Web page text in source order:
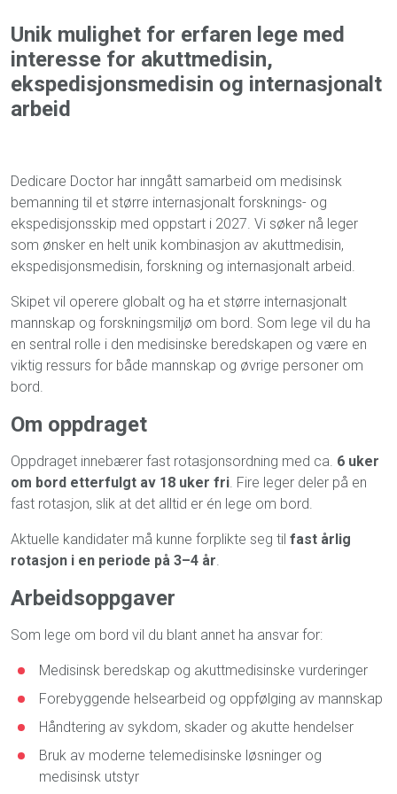
Unik mulighet for erfaren lege med
interesse for akuttmedisin,
ekspedisjonsmedisin og internasjonalt
arbeid
Dedicare Doctor har inngått samarbeid om medisinsk
bemanning til et større internasjonalt forsknings- og
ekspedisjonsskip med oppstart i 2027. Vi søker nå leger
som ønsker en helt unik kombinasjon av akuttmedisin,
ekspedisjonsmedisin, forskning og internasjonalt arbeid.
Skipet vil operere globalt og ha et større internasjonalt
mannskap og forskningsmiljø om bord. Som lege vil du ha
en sentral rolle i den medisinske beredskapen og være en
viktig ressurs for både mannskap og øvrige personer om
bord.
Om oppdraget
Oppdraget innebærer fast rotasjonsordning med ca. 6 uker
om bord etterfulgt av 18 uker fri. Fire leger deler på en
fast rotasjon, slik at det alltid er én lege om bord.
Aktuelle kandidater må kunne forplikte seg til fast årlig
rotasjon i en periode på 3–4 år.
Arbeidsoppgaver
Som lege om bord vil du blant annet ha ansvar for:
Medisinsk beredskap og akuttmedisinske vurderinger
Forebyggende helsearbeid og oppfølging av mannskap
Håndtering av sykdom, skader og akutte hendelser
Bruk av moderne telemedisinske løsninger og
medisinsk utstyr